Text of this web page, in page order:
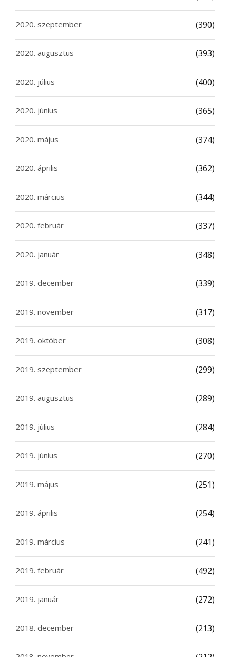
2020. szeptember (390)
2020. augusztus (393)
2020. július (400)
2020. június (365)
2020. május (374)
2020. április (362)
2020. március (344)
2020. február (337)
2020. január (348)
2019. december (339)
2019. november (317)
2019. október (308)
2019. szeptember (299)
2019. augusztus (289)
2019. július (284)
2019. június (270)
2019. május (251)
2019. április (254)
2019. március (241)
2019. február (492)
2019. január (272)
2018. december (213)